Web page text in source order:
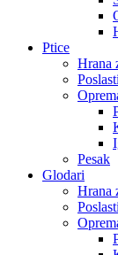
Ptice
Hrana
Pesak
Glodari
Hrana